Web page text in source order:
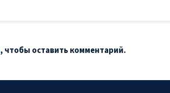
, чтобы оставить комментарий.